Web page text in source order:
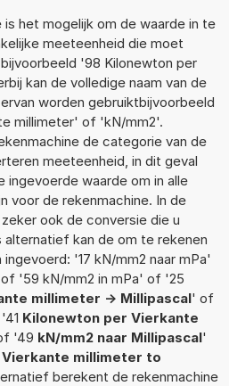
het mogelijk om de waarde in te
meeteenheid die moet
'98 Kilonewton per
kan de volledige naam van de
worden gebruiktbijvoorbeeld
millimeter' of 'kN/mm2'.
de categorie van de
meeteenheid, in dit geval
ingevoerde waarde om in alle
voor de rekenmachine. In de
ook de conversie die u
kan de om te rekenen
'17 kN/mm2 naar mPa'
'59 kN/mm2 in mPa' of '25
millimeter -> Millipascal' of
Kilonewton per Vierkante
'49 kN/mm2 naar Millipascal'
millimeter to
berekent de rekenmachine